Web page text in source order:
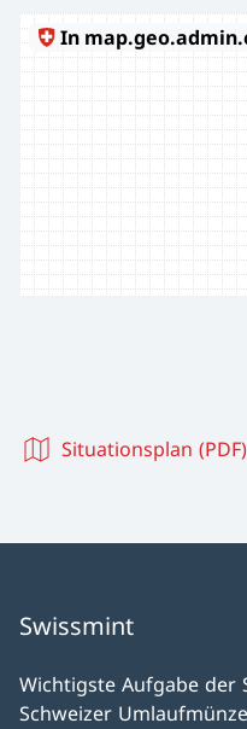
Situationsplan (PDF)
Swissmint
Wichtigste Aufgabe der
Schweizer